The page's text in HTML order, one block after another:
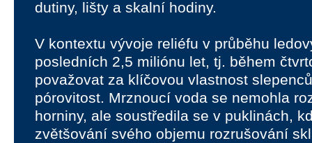
dutiny, lišty a skalní hodiny.
V kontextu vývoje reliéfu v průběhu
posledních 2,5 miliónu let, tj. během
považovat za klíčovou vlastnost
pórovitost. Mrznoucí voda se nemohla
horniny, ale soustředila se v puklinách,
zvětšování svého objemu rozrušování